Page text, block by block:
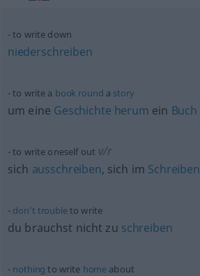
to write down
niederschreiben
to write a book round a story
um eine Geschichte herum ein Buch
to write oneself out v/r
sich ausschreiben, sich im Schreiben
don’t troubleto write
du brauchst nicht zu schreiben
nothing to write home about